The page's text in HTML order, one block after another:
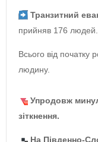
Транзитний
прийняв 176 людей.
Всього від початку
людину.
Упродовж
зіткнення.
На Південно-